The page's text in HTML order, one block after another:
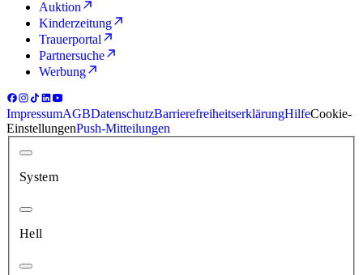
Auktion
Kinderzeitung
Trauerportal
Partnersuche
Werbung
ImpressumAGBDatenschutzBarrierefreiheitserklärungHilfeCookie-
EinstellungenPush-Mitteilungen
System
Hell